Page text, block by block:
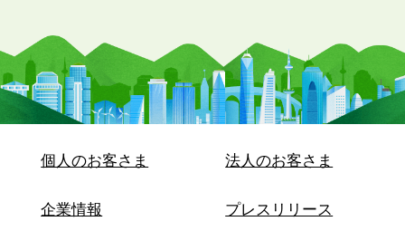
個人のお客さま 法人のお客さま
企業情報 プレスリリース